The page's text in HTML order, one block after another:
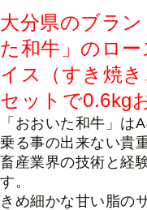
大分県のブラ
た和牛」のロ
イス（すき焼
セットで0.6kg
「おおいた和牛」は
乗る事の出来ない貴
畜産業界の技術と経
す。
きめ細かな甘い脂の